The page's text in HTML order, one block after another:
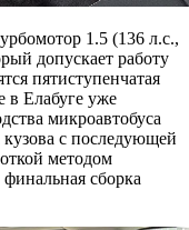
1.5 (136 л.с.,
допускает работу
пятиступенчатая
в Елабуге уже
микроавтобуса
кузова с последующей
методом
сборка